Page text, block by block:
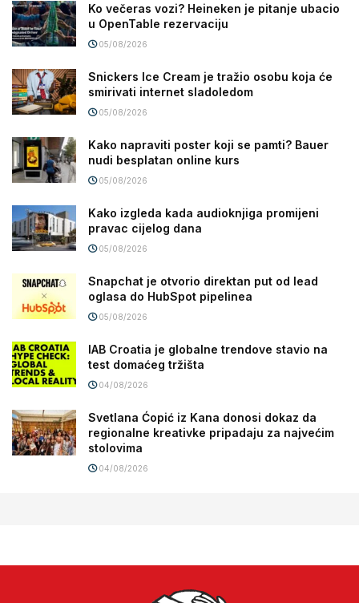
Ko večeras vozi? Heineken je pitanje ubacio
u OpenTable rezervaciju
05/08/2026
Snickers Ice Cream je tražio osobu koja će
smirivati internet sladoledom
05/08/2026
Kako napraviti poster koji se pamti? Bauer
nudi besplatan online kurs
05/08/2026
Kako izgleda kada audioknjiga promijeni
pravac cijelog dana
05/08/2026
Snapchat je otvorio direktan put od lead
oglasa do HubSpot pipelinea
05/08/2026
IAB Croatia je globalne trendove stavio na
test domaćeg tržišta
04/08/2026
Svetlana Ćopić iz Kana donosi dokaz da
regionalne kreativke pripadaju za najvećim
stolovima
04/08/2026